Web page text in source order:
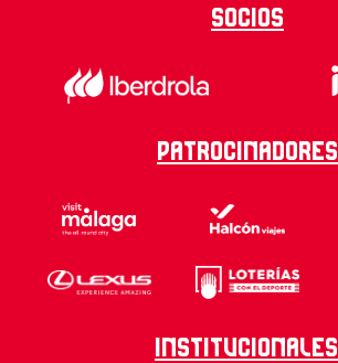
Socios
Patrocinadores
Institucionales